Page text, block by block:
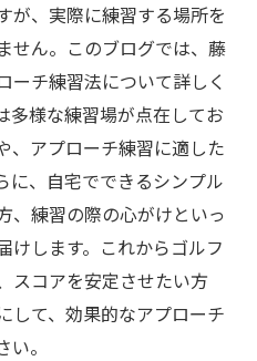
が、実際に練習する場所を
せん。このブログでは、藤
ーチ練習法について詳しく
多様な練習場が点在してお
、アプローチ練習に適した
に、自宅でできるシンプル
、練習の際の心がけといっ
けします。これからゴルフ
スコアを安定させたい方
して、効果的なアプローチ
。